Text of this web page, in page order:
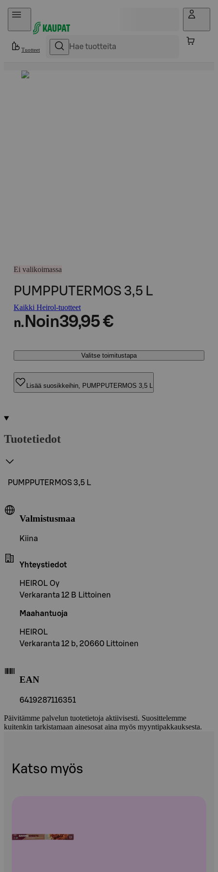
Hyppää sisältöön
Tuotteet
Ei valikoimassa
PUMPPUTERMOS 3,5 L
Kaikki Heirol-tuotteet
n. Noin39,95 €
Valitse toimitustapa
Lisää suosikkeihin, PUMPPUTERMOS 3,5 L
Tuotetiedot
PUMPPUTERMOS 3,5 L
Valmistusmaa
Kiina
Yhteystiedot
HEIROL Oy
Verkaranta 12 B Littoinen
Maahantuoja
HEIROL
Verkaranta 12 b, 20660 Littoinen
EAN
6419287116351
Päivitämme palvelun tuotetietoja aktiivisesti. Suosittelemme
kuitenkin tarkistamaan ainesosat aina myös myyntipakkauksesta.
Katso myös